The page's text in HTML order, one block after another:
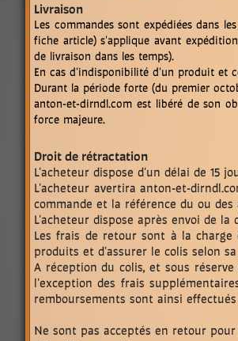
Livraison
Les commandes sont expédiées dans
fiche article) s'applique avant
de livraison dans les temps).
En cas d'indisponibilité d'un produit et
Durant la période forte (du premier
anton-et-dirndl.com est libéré de son
force majeure.
Droit de rétractation
L'acheteur dispose d'un délai de 15
L'acheteur avertira anton-et-
commande et la référence du ou
L'acheteur dispose après envoi de
Les frais de retour sont à la
produits et d'assurer le colis selon
A réception du colis, et sous
l'exception des frais
remboursements sont ainsi
Ne sont pas acceptés en retour